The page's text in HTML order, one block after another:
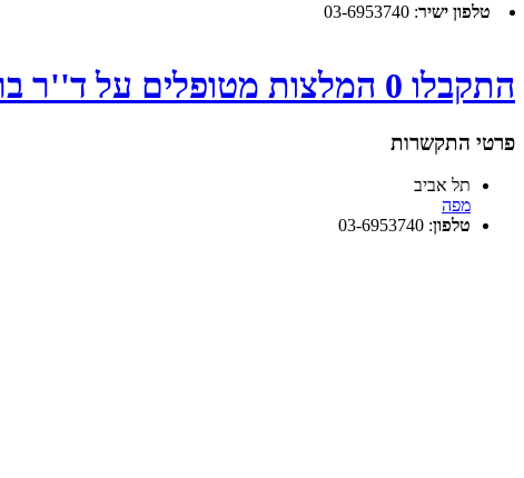
טלפון ישיר:
03-6953740
התקבלו 0 המלצות מטופלים על ד''ר ברודו אליהו - לחץ
פרטי התקשרות
תל אביב
מפה
טלפון:
03-6953740